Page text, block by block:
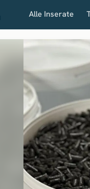
Alle Inserate